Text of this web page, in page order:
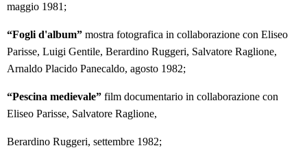
maggio 1981;
“Fogli d'album” mostra fotografica in collaborazione con Eliseo
Parisse, Luigi Gentile, Berardino Ruggeri, Salvatore Raglione,
Arnaldo Placido Panecaldo, agosto 1982;
“Pescina medievale” film documentario in collaborazione con
Eliseo Parisse, Salvatore Raglione,
Berardino Ruggeri, settembre 1982;